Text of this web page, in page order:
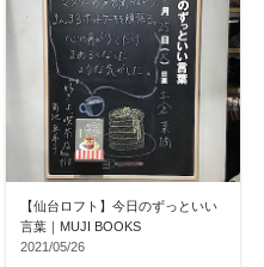
【仙台ロフト】今日のずっといい
言葉｜MUJI BOOKS
2021/05/26